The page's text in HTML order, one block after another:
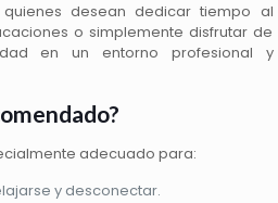
desean dedicar tiempo al
o simplemente disfrutar de
en un entorno profesional y
adecuado para:
y desconectar.